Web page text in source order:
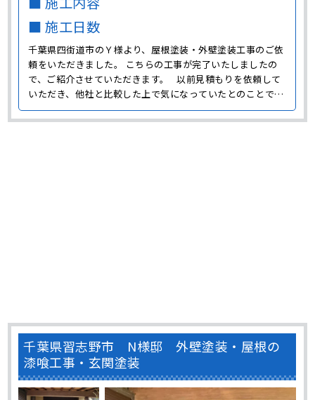
■ 施工日数
千葉県四街道市のＹ様より、屋根塗装・外壁塗装工事のご依
頼をいただきました。 こちらの工事が完了いたしましたの
で、ご紹介させていただきます。 以前見積もりを依頼して
いただき、他社と比較した上で気になっていたとのことで今
回ご依頼を決めてくださったそうです。 Ｙ様邸の施工前の状
態は大きなひび割れなどの深刻な劣化はありませんでした
千葉県習志野市 N様邸 外壁塗装・屋根の
漆喰工事・玄関塗装